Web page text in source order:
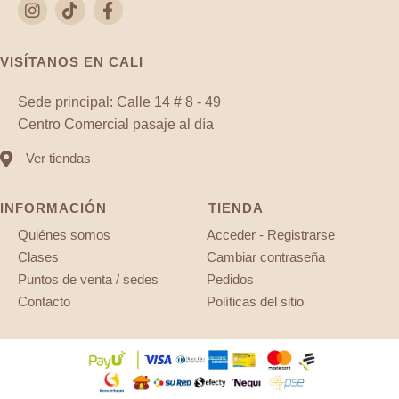
VISÍTANOS EN CALI
Sede principal: Calle 14 # 8 - 49
Centro Comercial pasaje al día
Ver tiendas
INFORMACIÓN
Quiénes somos
Clases
Puntos de venta / sedes
Contacto
TIENDA
Acceder - Registrarse
Cambiar contraseña
Pedidos
Políticas del sitio